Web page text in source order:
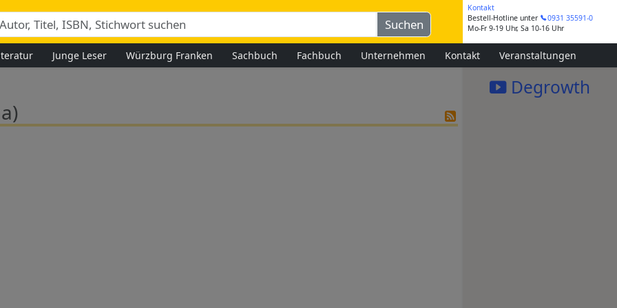
Kontakt
Bestell-Hotline unter
0931 35591-0
Mo-Fr 9-19 Uhr, Sa 10-16 Uhr
Junge Leser Würzburg Franken Sachbuch Fachbuch Unternehmen Kontakt Veranstaltungen
Degrowth